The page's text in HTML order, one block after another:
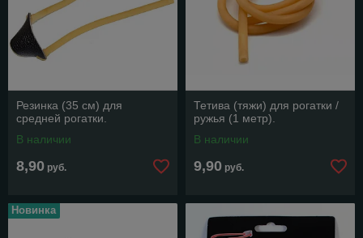
Резинка (35 см) для
средней рогатки.
В наличии
8,90 руб.
Тетива (тяжи) для рогатки /
ружья (1 метр).
В наличии
9,90 руб.
Новинка